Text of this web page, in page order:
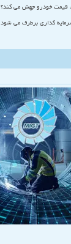
قیمت خودرو جهش می کند؟
گذاری برطرف می شود